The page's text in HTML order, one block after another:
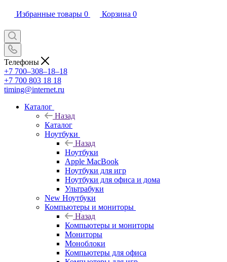
Избранные товары 0 Корзина 0
Телефоны
+7 700‒308‒18‒18
+7 700 803 18 18
timing@internet.ru
Каталог
Назад
Каталог
Ноутбуки
Назад
Ноутбуки
Apple MacBook
Ноутбуки для игр
Ноутбуки для офиса и дома
Ультрабуки
New Ноутбуки
Компьютеры и мониторы
Назад
Компьютеры и мониторы
Мониторы
Моноблоки
Компьютеры для офиса